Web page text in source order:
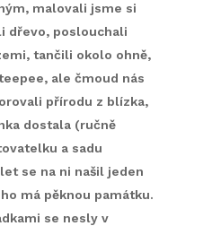
malovali jsme si
dřevo, poslouchali
tančili okolo ohně,
ale čmoud nás
přírodu z blízka,
dostala (ručně
a sadu
se na ni našil jeden
má pěknou památku.
se nesly v